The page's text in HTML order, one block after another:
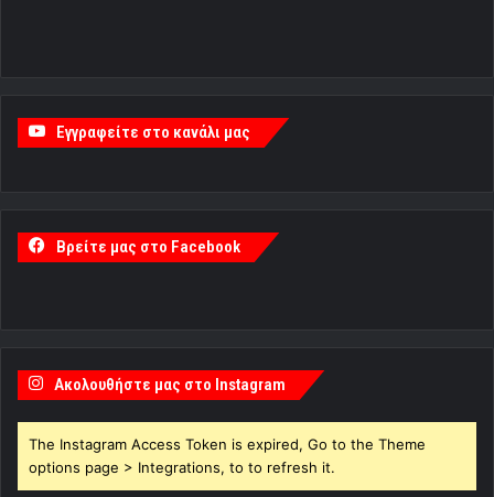
Εγγραφείτε στο κανάλι μας
Βρείτε μας στο Facebook
Ακολουθήστε μας στο Instagram
The Instagram Access Token is expired, Go to the Theme
options page > Integrations, to to refresh it.